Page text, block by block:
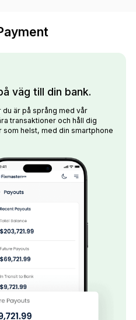
väg till din bank.
du är på språng med vår
transaktioner och håll dig
helst, med din smartphone